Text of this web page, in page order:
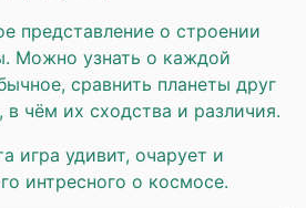
представление о строении
Можно узнать о каждой
сравнить планеты друг
в чём их сходства и различия.
игра удивит, очарует и
интресного о космосе.